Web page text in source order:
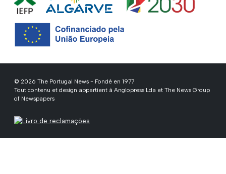
© 2026 The Portugal News - Fondé en 1977
Tout contenu et design appartient à Anglopress Lda et The News Group
of Newspapers